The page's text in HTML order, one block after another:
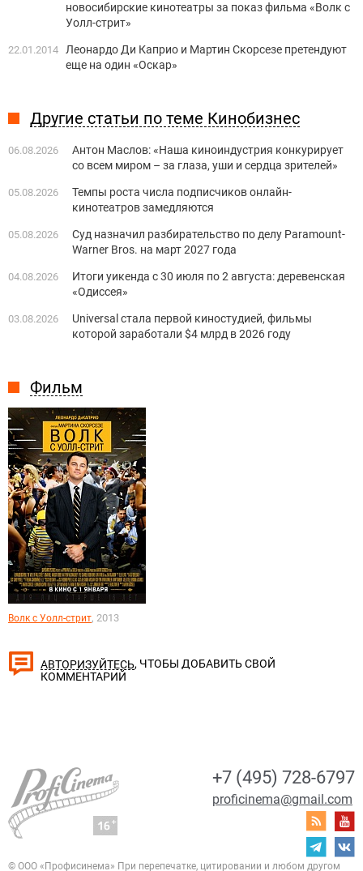
Фильм
Волк с Уолл-стрит, 2013
новосибирские кинотеатры за показ фильма «Волк с
Уолл-стрит»
22.01.2014 Леонардо Ди Каприо и Мартин Скорсезе претендуют
еще на один «Оскар»
Другие статьи по теме Кинобизнес
06.08.2026
Антон Маслов: «Наша киноиндустрия конкурирует
со всем миром – за глаза, уши и сердца зрителей»
05.08.2026
Темпы роста числа подписчиков онлайн-
кинотеатров замедляются
05.08.2026
Суд назначил разбирательство по делу Paramount-
Warner Bros. на март 2027 года
04.08.2026
Итоги уикенда с 30 июля по 2 августа: деревенская
«Одиссея»
03.08.2026
Universal стала первой киностудией, фильмы
которой заработали $4 млрд в 2026 году
АВТОРИЗУЙТЕСЬ, ЧТОБЫ ДОБАВИТЬ СВОЙ
КОММЕНТАРИЙ
+7 (495) 728-6797
proficinema@gmail.com
© ООО «Профисинема» При перепечатке, цитировании и любом другом